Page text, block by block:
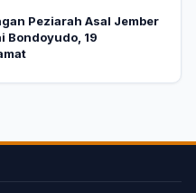
Peziarah Asal Jember
Bondoyudo, 19